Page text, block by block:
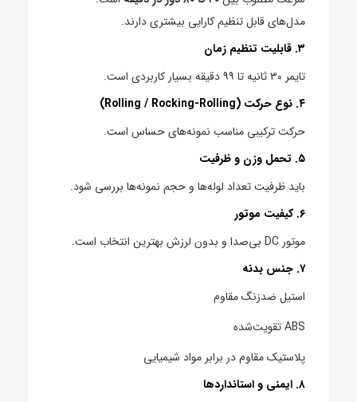
مدل‌های قابل تنظیم کارایی بیشتری دارند.
۳. قابلیت تنظیم زمان
تایمر ۳۰ ثانیه تا ۹۹ دقیقه بسیار کاربردی است.
۴. نوع حرکت (Rolling / Rocking-Rolling)
حرکت ترکیبی مناسب نمونه‌های حساس است.
۵. تحمل وزن و ظرفیت
باید ظرفیت تعداد لوله‌ها و حجم نمونه‌ها بررسی شود.
۶. کیفیت موتور
موتور DC بی‌صدا و بدون لرزش بهترین انتخاب است.
۷. جنس بدنه
استیل ضدزنگ مقاوم
ABS تقویت‌شده
پلاستیک مقاوم در برابر مواد شیمیایی
۸. ایمنی و استانداردها